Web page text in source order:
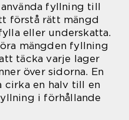
fyllning till
förstå rätt mängd
eller underskatta.
mängden fyllning
täcka varje lager
över sidorna. En
cirka en halv till en
i förhållande